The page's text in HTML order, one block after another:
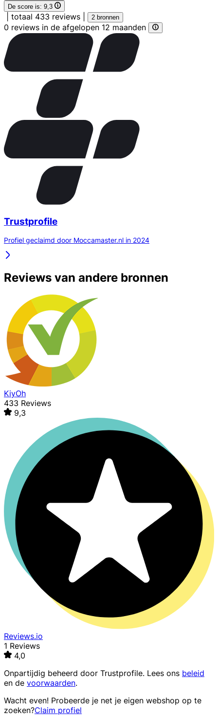
De score is: 9,3
totaal 433 reviews 2 bronnen
0 reviews in de afgelopen 12 maanden
Trustprofile
Profiel geclaimd door Moccamaster.nl in 2024
Reviews van andere bronnen
KiyOh
433 Reviews
9,3
Reviews.io
1 Reviews
4,0
Onpartijdig beheerd door Trustprofile. Lees ons beleid
en de voorwaarden.
Wacht even! Probeerde je net je eigen webshop op te
zoeken?Claim profiel